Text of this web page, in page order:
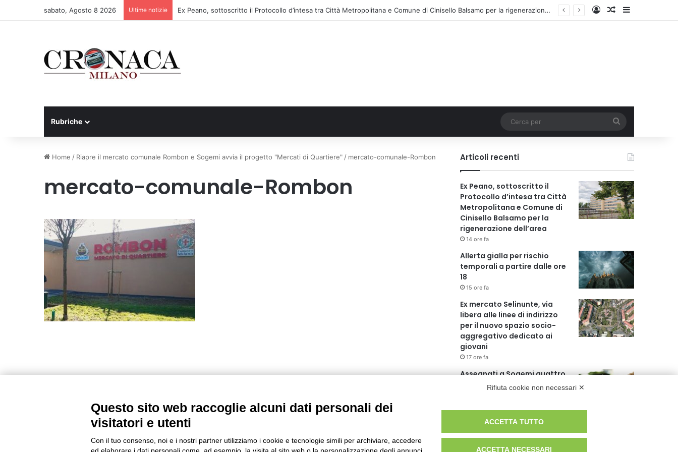
sabato, Agosto 8 2026 Ultime notizie Ex Peano, sottoscritto il Protocollo d’intesa tra Città Metropolitana e Comune di Cinisello Balsamo per la rigenerazione dell’area AccediUn articolo a
Rubriche
per
Home / Riapre il mercato comunale Rombon e Sogemi avvia il progetto "Mercati di Quartiere" / mercato-comunale-Rombon
mercato-comunale-Rombon
Articoli recenti
Ex Peano, sottoscritto il
Protocollo d’intesa tra Città
Metropolitana e Comune di
Cinisello Balsamo per la
rigenerazione dell’area
14 ore fa
Allerta gialla per rischio
temporali a partire dalle ore
18
15 ore fa
Ex mercato Selinunte, via
libera alle linee di indirizzo
per il nuovo spazio socio-
aggregativo dedicato ai
giovani
17 ore fa
Assegnati a Sogemi quattro
mercati comunali coperti
A Santa Giulia tre nuove vie
Zampori e Marchelli
24 ore fa
Rifiuta cookie non necessari ✕
Questo sito web raccoglie alcuni dati personali dei
visitatori e utenti
Con il tuo consenso, noi e i nostri partner utilizziamo i cookie e tecnologie simili per archiviare, accedere
ACCETTA TUTTO
ACCETTA NECESSARI